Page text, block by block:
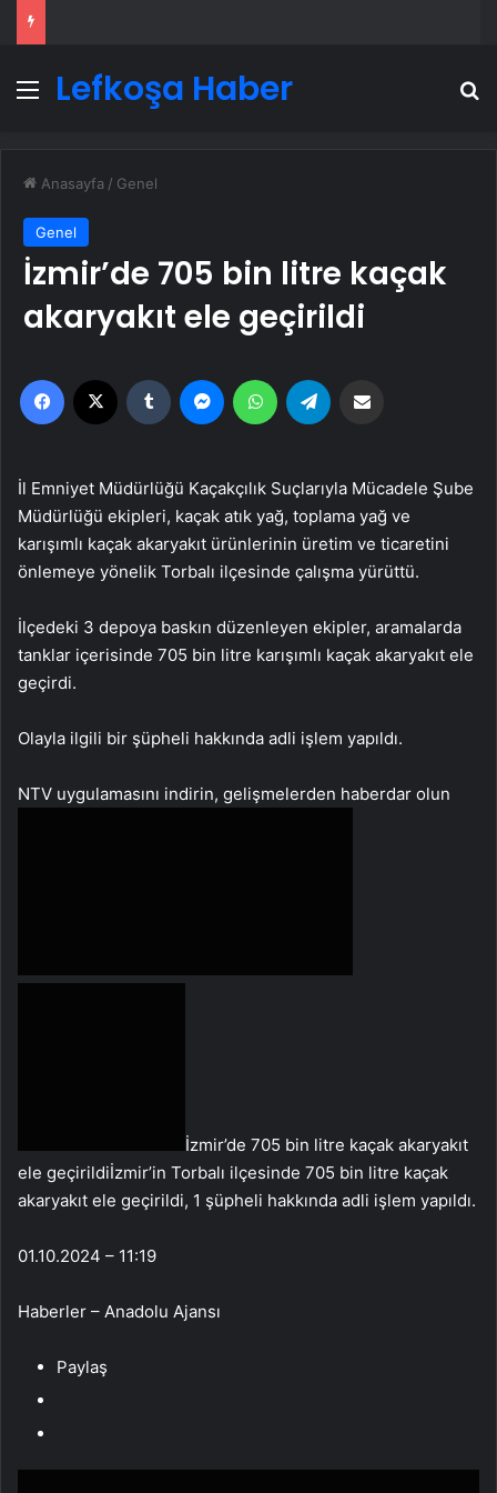
Menü
Lefkoşa Haber
Anasayfa / Genel
Genel
İzmir’de 705 bin litre kaçak
akaryakıt ele geçirildi
Facebook Tumblr MessengerWhatsApp
İl Emniyet Müdürlüğü Kaçakçılık Suçlarıyla Mücadele Şube
Müdürlüğü ekipleri, kaçak atık yağ, toplama yağ ve
karışımlı kaçak akaryakıt ürünlerinin üretim ve ticaretini
önlemeye yönelik Torbalı ilçesinde çalışma yürüttü.
İlçedeki 3 depoya baskın düzenleyen ekipler, aramalarda
tanklar içerisinde 705 bin litre karışımlı kaçak akaryakıt ele
geçirdi.
Olayla ilgili bir şüpheli hakkında adli işlem yapıldı.
NTV uygulamasını indirin, gelişmelerden haberdar olun
İzmir’de 705 bin litre kaçak akaryakıt
ele geçirildiİzmir’in Torbalı ilçesinde 705 bin litre kaçak
akaryakıt ele geçirildi, 1 şüpheli hakkında adli işlem yapıldı.
01.10.2024 – 11:19
Haberler – Anadolu Ajansı
Paylaş